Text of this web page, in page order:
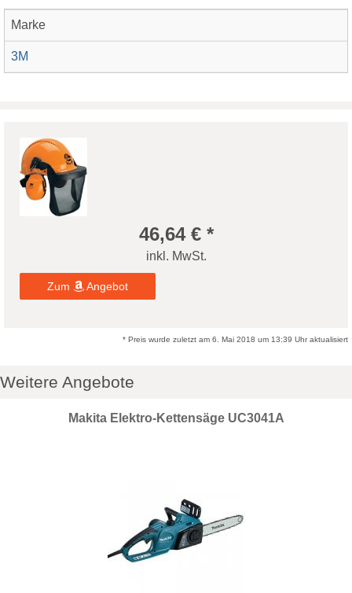
Marke
3M
46,64 € *
inkl. MwSt.
Zum Angebot
* Preis wurde zuletzt am 6. Mai 2018 um 13:39 Uhr aktualisiert
Weitere Angebote
Makita Elektro-Kettensäge UC3041A